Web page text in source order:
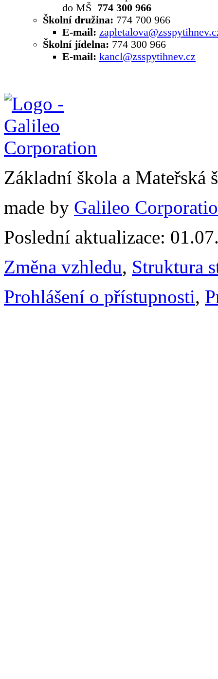
do MŠ 774 300 966
Školní družina: 774 700 966
E-mail:
Školní jídelna: 774 300 966
E-mail: kancl@zsspytihnev.cz
Základní škola a
made by Galileo
Poslední aktualizace:
Změna vzhledu, Struktura
Prohlášení o přístupnosti,